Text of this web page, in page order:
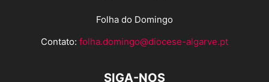
Folha do Domingo
Contato: folha.domingo@diocese-algarve.pt
SIGA-NOS